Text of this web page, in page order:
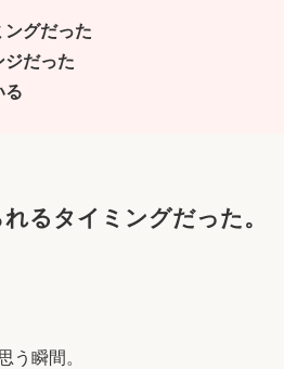
グだった
だった
る
るタイミングだった。
う瞬間。